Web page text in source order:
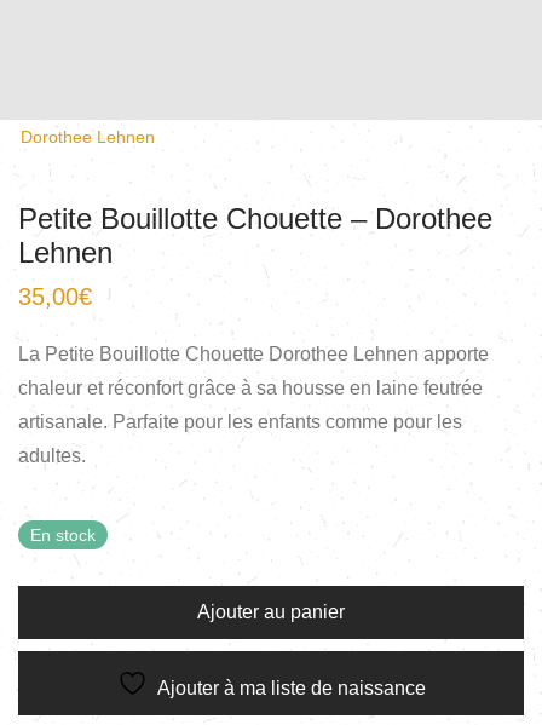
Dorothee Lehnen
Petite Bouillotte Chouette – Dorothee
Lehnen
35,00€
La Petite Bouillotte Chouette Dorothee Lehnen apporte
chaleur et réconfort grâce à sa housse en laine feutrée
artisanale. Parfaite pour les enfants comme pour les
adultes.
En stock
Ajouter au panier
Ajouter à ma liste de naissance